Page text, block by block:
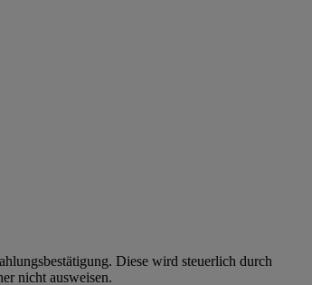
Diese wird steuerlich durch
nicht ausweisen.